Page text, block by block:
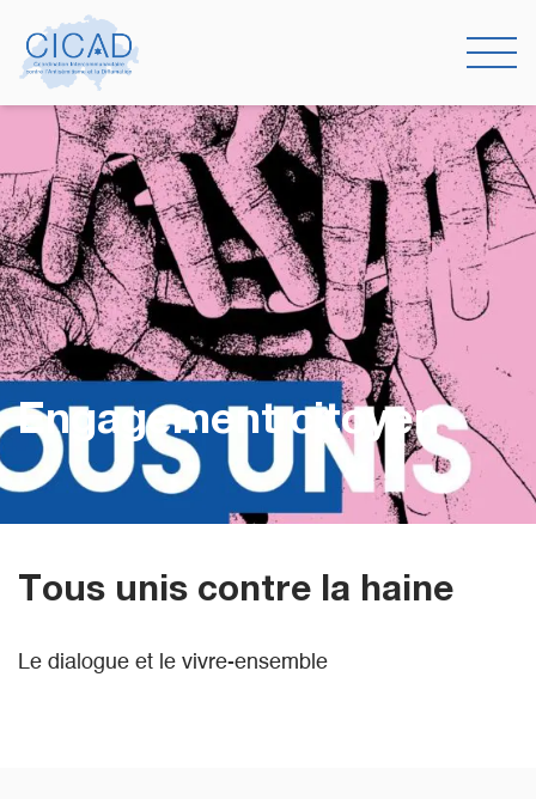
Engagement citoyen
Tous unis contre la haine
Le dialogue et le vivre-ensemble